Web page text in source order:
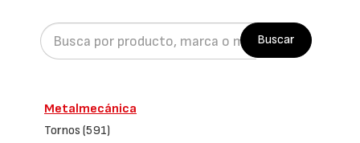
Buscar
Metalmecánica
Tornos (591)